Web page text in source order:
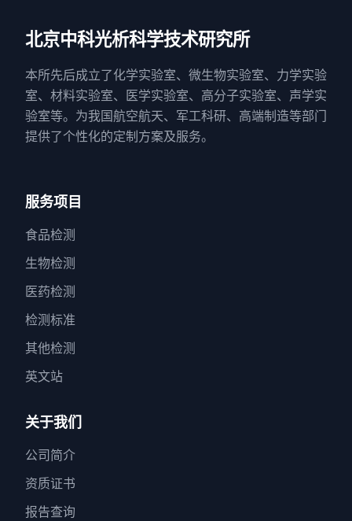
北京中科光析科学技术研究所
本所先后成立了化学实验室、微生物实验室、力学实验
室、材料实验室、医学实验室、高分子实验室、声学实
验室等。为我国航空航天、军工科研、高端制造等部门
提供了个性化的定制方案及服务。
服务项目
食品检测
生物检测
医药检测
检测标准
其他检测
英文站
关于我们
公司简介
资质证书
报告查询